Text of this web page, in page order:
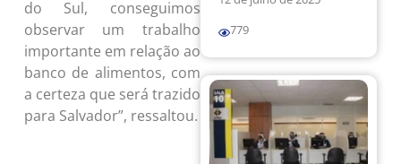
do Sul, conseguimos
observar um trabalho
importante em relação ao
banco de alimentos, com
a certeza que será trazido
para Salvador”, ressaltou.
779